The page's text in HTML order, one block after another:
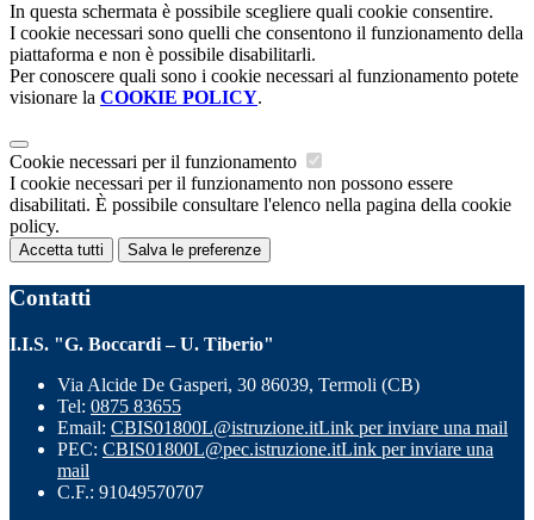
In questa schermata è possibile scegliere quali cookie consentire.
I cookie necessari sono quelli che consentono il funzionamento della
piattaforma e non è possibile disabilitarli.
Per conoscere quali sono i cookie necessari al funzionamento potete
visionare la COOKIE POLICY.
Cookie necessari per il funzionamento
I cookie necessari per il funzionamento non possono essere
disabilitati. È possibile consultare l'elenco nella pagina della cookie
policy.
Accetta tutti Salva le preferenze
Contatti
I.I.S. "G. Boccardi – U. Tiberio"
Via Alcide De Gasperi, 30 86039, Termoli (CB)
Tel: 0875 83655
Email: CBIS01800L@istruzione.itLink per inviare una mail
PEC: CBIS01800L@pec.istruzione.itLink per inviare una
mail
C.F.: 91049570707